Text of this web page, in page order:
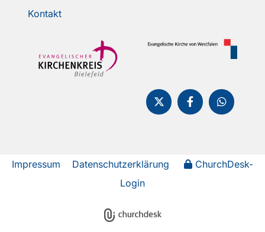
Kontakt
Impressum Datenschutzerklärung
ChurchDesk-
Login